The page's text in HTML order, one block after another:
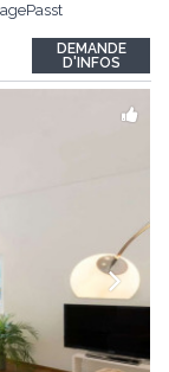
21 32
DEMANDE
D'INFOS